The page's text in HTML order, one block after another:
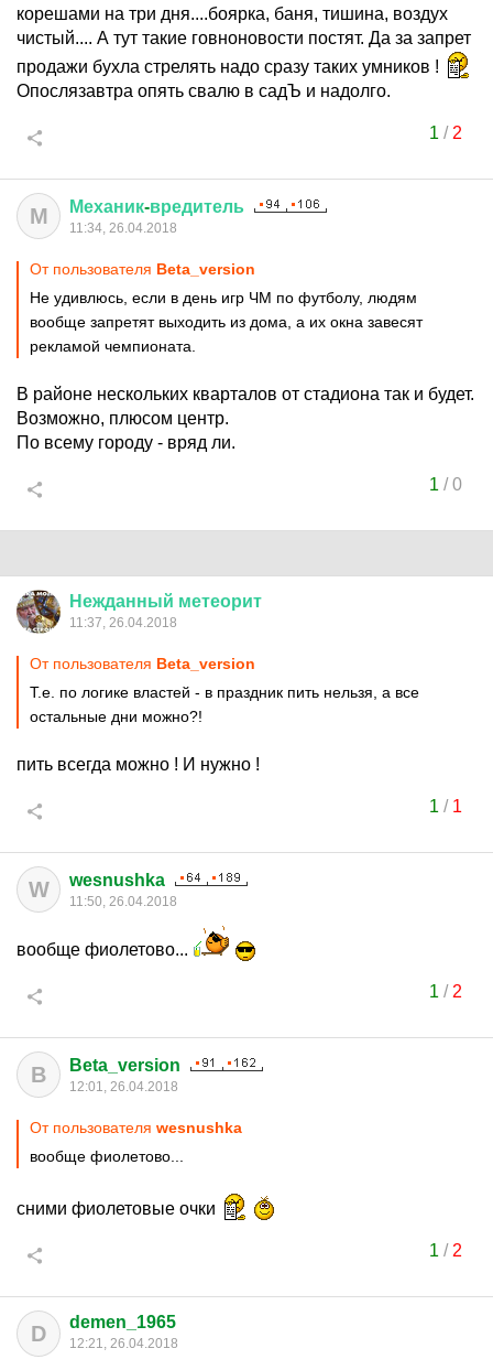
корешами на три дня....боярка, баня, тишина, воздух
чистый.... А тут такие говноновости постят. Да за запрет
продажи бухла стрелять надо сразу таких умников !
Опослязавтра опять свалю в садЪ и надолго.
1 / 2
М Механик-вредитель
11:34, 26.04.2018
От пользователя Beta_version
Не удивлюсь, если в день игр ЧМ по футболу, людям
вообще запретят выходить из дома, а их окна завесят
рекламой чемпионата.
В районе нескольких кварталов от стадиона так и будет.
Возможно, плюсом центр.
По всему городу - вряд ли.
1 /0
Нежданный метеорит
11:37, 26.04.2018
От пользователя Beta_version
Т.е. по логике властей - в праздник пить нельзя, а все
остальные дни можно?!
пить всегда можно ! И нужно !
1 / 1
W wesnushka
11:50, 26.04.2018
вообще фиолетово...
1 / 2
B Beta_version
12:01, 26.04.2018
От пользователя wesnushka
вообще фиолетово...
сними фиолетовые очки
1 / 2
D demen_1965
12:21, 26.04.2018